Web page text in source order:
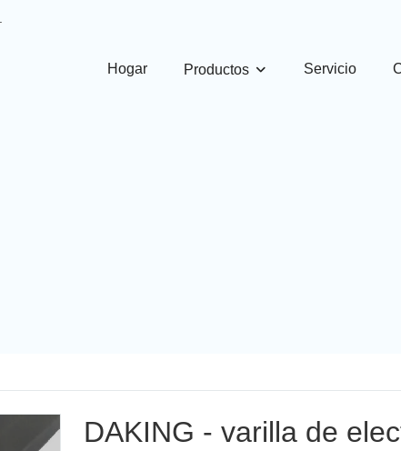
Hogar Productos Servicio
DAKING - varilla de